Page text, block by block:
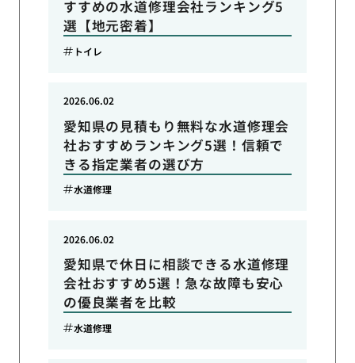
すすめの水道修理会社ランキング5
選【地元密着】
トイレ
愛知県の見積もり無料な水道修理会
社おすすめランキング5選！信頼で
きる指定業者の選び方
2026.06.02
水道修理
愛知県で休日に相談できる水道修理
会社おすすめ5選！急な故障も安心
の優良業者を比較
2026.06.02
水道修理